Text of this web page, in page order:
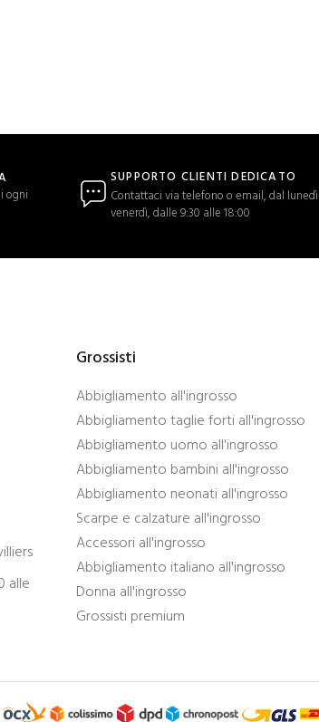
ogni
SUPPORTO CLIENTI DEDICATO
Contattaci via telefono o email, dal
venerdì, dalle 9:30 alle 18:00
alle
Grossisti
Abbigliamento all'ingrosso
Abbigliamento taglie forti all'ingrosso
Abbigliamento uomo all'ingrosso
Abbigliamento bambini all'ingrosso
Abbigliamento neonati all'ingrosso
Scarpe e calzature all'ingrosso
Accessori all'ingrosso
Abbigliamento italiano all'ingrosso
Donna all'ingrosso
Grossisti premium